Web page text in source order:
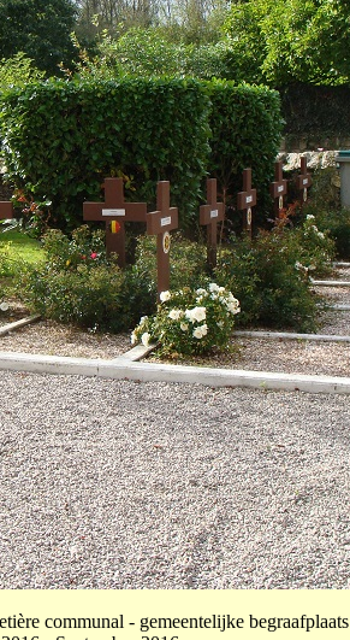
communal - gemeentelijke begraafplaats